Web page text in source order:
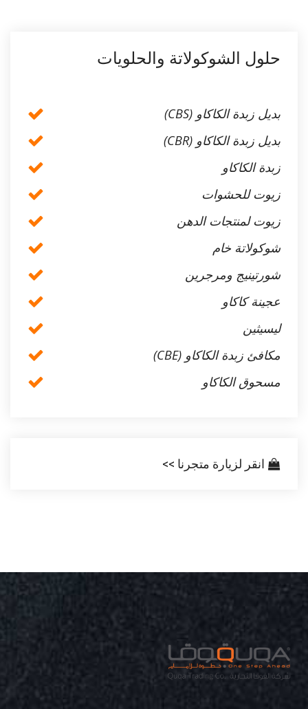
حلول الشوكولاتة والحلويات
بديل زبدة الكاكاو (CBS)
بديل زبدة الكاكاو (CBR)
زبدة الكاكاو
زيوت للحشوات
زيوت لمنتجات الدهن
شوكولاتة خام
شورتينيج ومرجرين
عجينة كاكاو
ليسيثين
مكافئ زبدة الكاكاو (CBE)
مسحوق الكاكاو
انقر لزيارة متجرنا >>